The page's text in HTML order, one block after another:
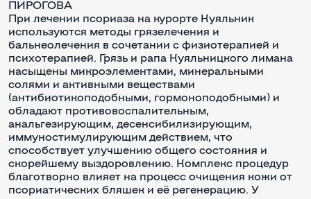
ПИРОГОВА
При лечении псориаза на курорте Куяльник
используются методы грязелечения и
бальнеолечения в сочетании с физиотерапией и
психотерапией. Грязь и рапа Куяльницкого лимана
насыщены микроэлементами, минеральными
солями и активными веществами
(антибиотикоподобными, гормоноподобными) и
обладают противовоспалительным,
анальгезирующим, десенсибилизирующим,
иммуностимулирующим действием, что
способствует улучшению общего состояния и
скорейшему выздоровлению. Комплекс процедур
благотворно влияет на процесс очищения кожи от
псориатических бляшек и её регенерацию. У